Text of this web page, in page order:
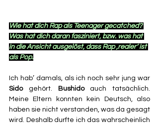
Wie hat dich Rap als Teenager gecatched?
Was hat dich daran fasziniert, bzw. was hat
in die Ansicht ausgelöst, dass Rap ‚realer‘ ist
als Pop.
Sido gehört. Bushido auch tatsächlich.
Meine Eltern konnten kein Deutsch, also
haben sie nicht verstanden, was da gesagt
wird. Deshalb durfte ich das wahrscheinlich